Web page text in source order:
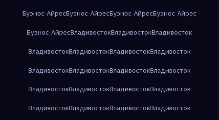
Буэнос-АйресБуэнос-АйресБуэнос-АйресБуэнос-Айрес
Буэнос-АйресВладивостокВладивостокВладивосток
ВладивостокВладивостокВладивостокВладивосток
ВладивостокВладивостокВладивостокВладивосток
ВладивостокВладивостокВладивостокВладивосток
ВладивостокВладивостокВладивостокВладивосток